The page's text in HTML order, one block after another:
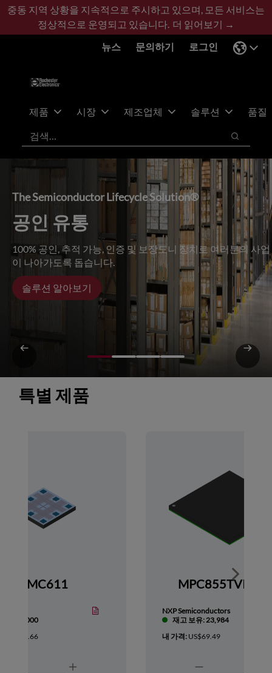
기
콘
바
글
중동 지역 상황을 지속적으로 주시하고 있으며, 모든 서비스는
정상적으로 운영되고 있습니다. 더 읽어보기 →
뉴스
문의하기 로그인
제품 시장 제조업체 솔루션
품질
검색
검색
The Semiconductor Lifecycle Solution®
공인 유통
100% 공인, 추적 가능, 인증 및 보장도니 장치로 여러분의 사업
이 나아가도록 돕습니다.
솔루션 알아보기
특별 제품
HMC611
보유: 1,000
US$418.66
NXP Semiconductors
재고 보유: 23,984
내 가격: US$69.49
Show